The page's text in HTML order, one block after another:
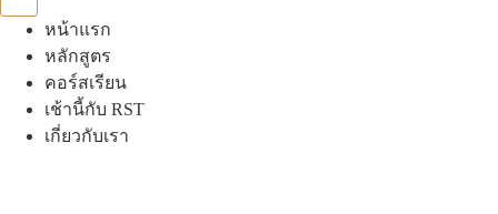
หน้าแรก
หลักสูตร
คอร์สเรียน
เช้านี้กับ RST
เกี่ยวกับเรา